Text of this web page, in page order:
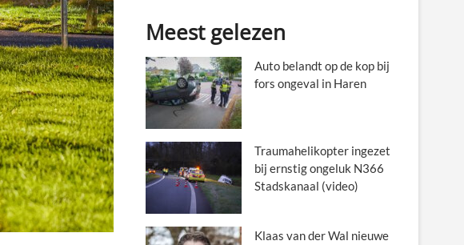
Meest gelezen
Auto belandt op de kop bij
fors ongeval in Haren
Traumahelikopter ingezet
bij ernstig ongeluk N366
Stadskanaal (video)
Klaas van der Wal nieuwe